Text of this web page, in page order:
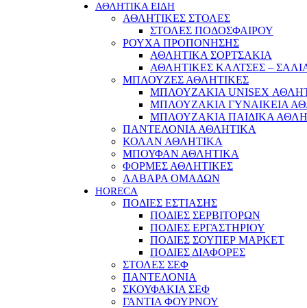
ΑΘΛΗΤΙΚΑ ΕΙΔΗ
ΑΘΛΗΤΙΚΕΣ ΣΤΟΛΕΣ
ΣΤΟΛΕΣ ΠΟΔΟΣΦΑΙΡΟΥ
ΡΟΥΧΑ ΠΡΟΠΟΝΗΣΗΣ
ΑΘΛΗΤΙΚΑ ΣΟΡΤΣΑΚΙΑ
ΑΘΛΗΤΙΚΕΣ ΚΑΛΤΣΕΣ –
ΜΠΛΟΥΖΕΣ ΑΘΛΗΤΙΚΕΣ
ΜΠΛΟΥΖΑΚΙΑ UNISEX
ΜΠΛΟΥΖΑΚΙΑ ΓΥΝΑΙΚΕΙΑ
ΜΠΛΟΥΖΑΚΙΑ ΠΑΙΔΙΚΑ
ΠΑΝΤΕΛΟΝΙΑ ΑΘΛΗΤΙΚΑ
ΚΟΛΑΝ ΑΘΛΗΤΙΚΑ
ΜΠΟΥΦΑΝ ΑΘΛΗΤΙΚΑ
ΦΟΡΜΕΣ ΑΘΛΗΤΙΚΕΣ
ΛΑΒΑΡΑ ΟΜΑΔΩΝ
HORECA
ΠΟΔΙΕΣ ΕΣΤΙΑΣΗΣ
ΠΟΔΙΕΣ ΣΕΡΒΙΤΟΡΩΝ
ΠΟΔΙΕΣ ΕΡΓΑΣΤΗΡΙΟΥ
ΠΟΔΙΕΣ ΣΟΥΠΕΡ ΜΑΡΚΕΤ
ΠΟΔΙΕΣ ΔΙΑΦΟΡΕΣ
ΣΤΟΛΕΣ ΣΕΦ
ΠΑΝΤΕΛΟΝΙΑ
ΣΚΟΥΦΑΚΙΑ ΣΕΦ
ΓΑΝΤΙΑ ΦΟΥΡΝΟΥ